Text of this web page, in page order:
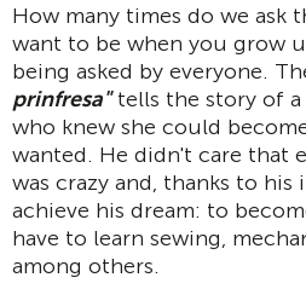
How many times do we ask
want to be when you grow
being asked by everyone.
prinfresa"tells the story of a
who knew she could
wanted. He didn't care that
was crazy and, thanks to
achieve his dream: to
have to learn sewing,
among others.